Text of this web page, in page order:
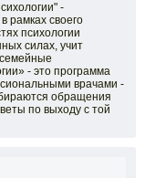
-
рамках своего
психологии
силах, учит
- это программа
врачами -
обращения
по выходу с той